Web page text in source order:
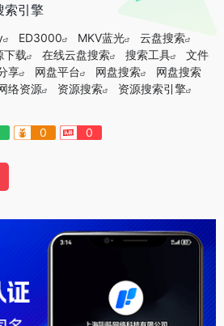
索引擎
ED3000 MKV蓝光
云盘搜索
下载 在线云盘搜索 搜索工具
文件
享 网盘平台 网盘搜索
网盘搜索
络资源 资源搜索
资源搜索引擎
0 0